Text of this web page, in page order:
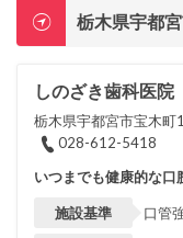
栃木県宇都
しのざき歯科医院
栃木県宇都宮市宝木
028-612-5418
いつまでも健康的な口
施設基準 口管